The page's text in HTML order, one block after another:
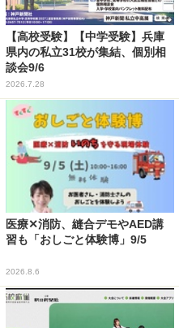
【高校受験】【中学受験】兵庫
県内の私立31校が集結、個別相
談会9/6
2026.7.28
医療✕消防、縫合デモやAED講
習も「おしごと体験博」9/5
2026.8.6